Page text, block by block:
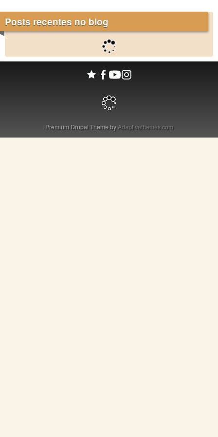
Posts recentes no blog
Premium Drupal Theme byAdaptivethemes.com